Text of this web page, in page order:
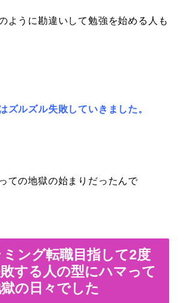
ように勘違いして勉強を始める人も
ズルズル失敗していきました。
ての地獄の始まりだったんで
ング転職目指して2度
する人の型にハマって
の日々でした